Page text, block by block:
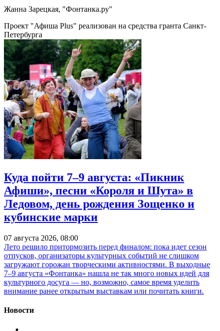
Жанна Зарецкая, "Фонтанка.ру"
Проект "Афиша Plus" реализован на средства гранта Санкт-
Петербурга
Куда пойти 7–9 августа: «Пикник
Афиши», песни «Короля и Шута» в
Ледовом, день рождения Зощенко и
кубинские марки
07 августа 2026, 08:00
Лето решило притормозить перед финалом: пока идет сезон
отпусков, организаторы культурных событий не слишком
загружают горожан творческими активностями. В выходные
7–9 августа «Фонтанка» нашла не так много новых идей для
культурного досуга — но, возможно, самое время уделить
внимание ранее открытым выставкам или почитать книги.
Новости